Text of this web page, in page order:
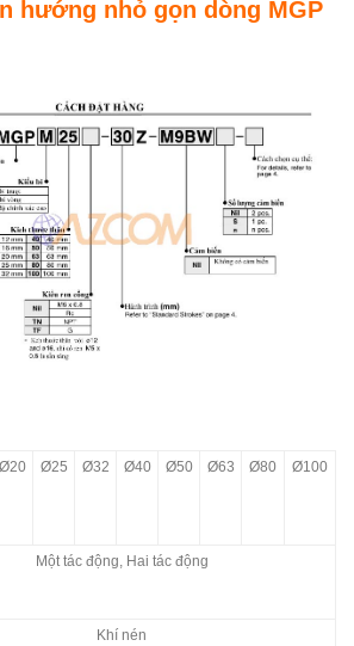
hướng nhỏ gọn dòng MGP
Ø20 Ø25 Ø32 Ø40 Ø50 Ø63 Ø80 Ø100
Một tác động, Hai tác động
Khí nén